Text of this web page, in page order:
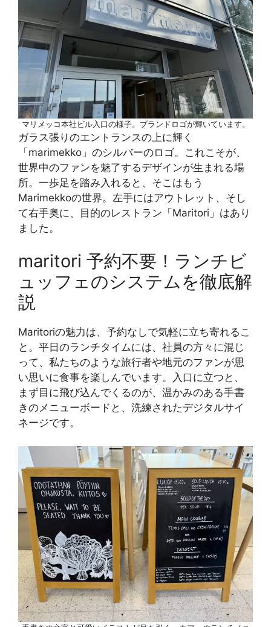
マリメッコ本社ビル入口の様子。ブランドロゴが輝いています。
ガラス張りのエントランスの上に輝く
「marimekko」のシルバーのロゴ。これこそが、
世界中のファンを魅了するデザインが生まれる場
所。一歩足を踏み入れると、そこはもう
Marimekkoの世界。左手にはアウトレット、そし
て右手奥に、目的のレストラン「Maritori」はあり
ました。
maritori 予約不要！ランチビ
ュッフェのシステムを徹底解
説
Maritoriの魅力は、予約なしで気軽に立ち寄れるこ
と。平日のランチタイムには、社員の方々に混じ
って、私たちのような旅行者や地元のファンが思
い思いに食事を楽しんでいます。入口に立つと、
まず目に飛び込んでくるのが、温かみのある手書
きのメニューボードと、洗練されたデジタルサイ
ネージです。